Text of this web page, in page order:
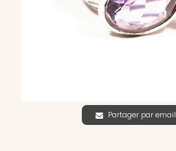
Partager par email